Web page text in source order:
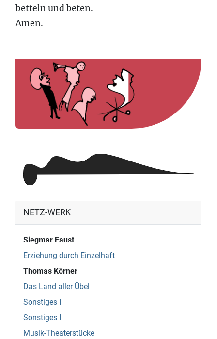
betteln und beten.
Amen.
NETZ-WERK
Siegmar Faust
Erziehung durch Einzelhaft
Thomas Körner
Das Land aller Übel
Sonstiges I
Sonstiges II
Musik-Theaterstücke